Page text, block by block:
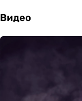
Видео